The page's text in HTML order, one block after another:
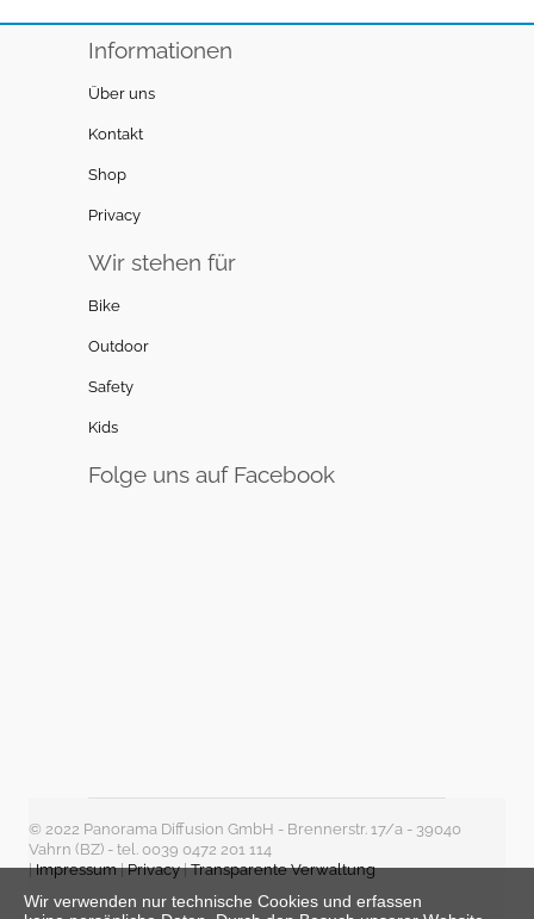
Informationen
Über uns
Kontakt
Shop
Privacy
Wir stehen für
Bike
Outdoor
Safety
Kids
Folge uns auf Facebook
© 2022 Panorama Diffusion GmbH - Brennerstr. 17/a - 39040
Vahrn (BZ) - tel. 0039 0472 201 114
|Impressum|Privacy|Transparente Verwaltung
Wir verwenden nur technische Cookies und erfassen